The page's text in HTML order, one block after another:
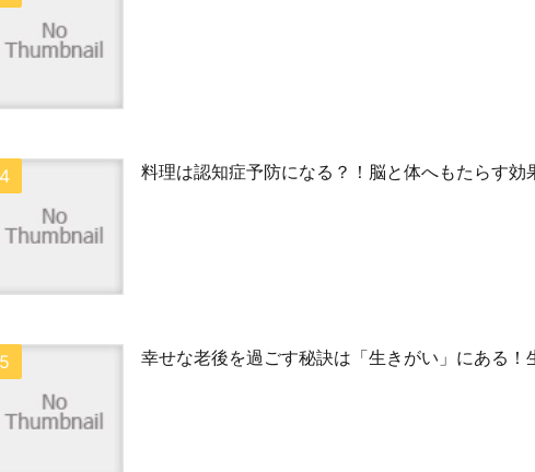
料理は認知症予防になる？！脳と体へもたらす効
幸せな老後を過ごす秘訣は「生きがい」にある！